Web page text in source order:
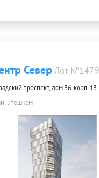
СеверЛот
проспект, дом 36, корп. 13
пешком